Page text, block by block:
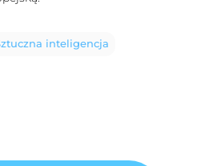
inteligencja